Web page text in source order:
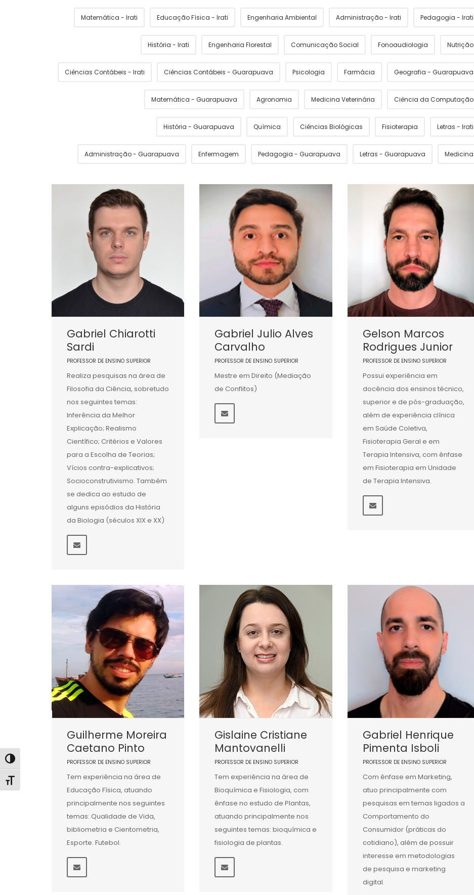
Alternar alto contraste
Alternar tamanho da fonte
Matemática - Irati Educação Física - Irati Engenharia Ambiental Administração - Irati Pedagogia - Irati
História - Irati Engenharia Florestal Comunicação Social Fonoaudiologia Nutrição
Ciências Contábeis - Irati Ciências Contábeis - Guarapuava Psicologia Farmácia Geografia - Guarapuava
Matemática - Guarapuava Agronomia Medicina Veterinária Ciência da Computação
História - Guarapuava Química Ciências Biológicas Fisioterapia Letras - Irati
Administração - Guarapuava Enfermagem Pedagogia - Guarapuava Letras - Guarapuava Medicina
Gabriel Chiarotti
Sardi
PROFESSOR DE ENSINO SUPERIOR
Realiza pesquisas na área de
Filosofia da Ciência, sobretudo
nos seguintes temas:
Inferência da Melhor
Explicação; Realismo
Científico; Critérios e Valores
para a Escolha de Teorias;
Vícios contra-explicativos;
Socioconstrutivismo. Também
se dedica ao estudo de
alguns episódios da História
da Biologia (séculos XIX e XX)
Gabriel Julio Alves
Carvalho
PROFESSOR DE ENSINO SUPERIOR
Mestre em Direito (Mediação
de Conflitos)
Gelson Marcos
Rodrigues Junior
PROFESSOR DE ENSINO SUPERIOR
Possui experiência em
docência dos ensinos técnico,
superior e de pós-graduação,
além de experiência clínica
em Saúde Coletiva,
Fisioterapia Geral e em
Terapia Intensiva, com ênfase
em Fisioterapia em Unidade
de Terapia Intensiva.
Guilherme Moreira
Caetano Pinto
PROFESSOR DE ENSINO SUPERIOR
Tem experiência na área de
Educação Física, atuando
principalmente nos seguintes
temas: Qualidade de Vida,
bibliometria e Cientometria,
Esporte. Futebol.
Gislaine Cristiane
Mantovanelli
PROFESSOR DE ENSINO SUPERIOR
Tem experiência na área de
Bioquímica e Fisiologia, com
ênfase no estudo de Plantas,
atuando principalmente nos
seguintes temas: bioquímica e
fisiologia de plantas.
Gabriel Henrique
Pimenta Isboli
PROFESSOR DE ENSINO SUPERIOR
Com ênfase em Marketing,
atuo principalmente com
pesquisas em temas ligados a
Comportamento do
Consumidor (práticas do
cotidiano), além de possuir
interesse em metodologias
de pesquisa e marketing
digital.